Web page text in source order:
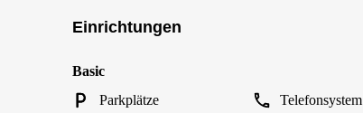
Einrichtungen
Basic
Parkplätze
Telefonsystem